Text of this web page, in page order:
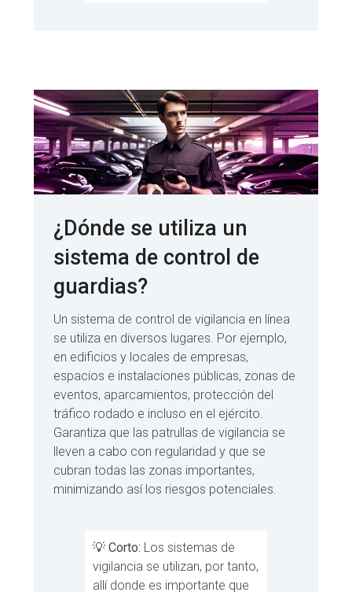
¿Dónde se utiliza un
sistema de control de
guardias?
Un sistema de control de vigilancia en línea
se utiliza en diversos lugares. Por ejemplo,
en edificios y locales de empresas,
espacios e instalaciones públicas, zonas de
eventos, aparcamientos, protección del
tráfico rodado e incluso en el ejército.
Garantiza que las patrullas de vigilancia se
lleven a cabo con regularidad y que se
cubran todas las zonas importantes,
minimizando así los riesgos potenciales.
💡 Corto: Los sistemas de
vigilancia se utilizan, por tanto,
allí donde es importante que